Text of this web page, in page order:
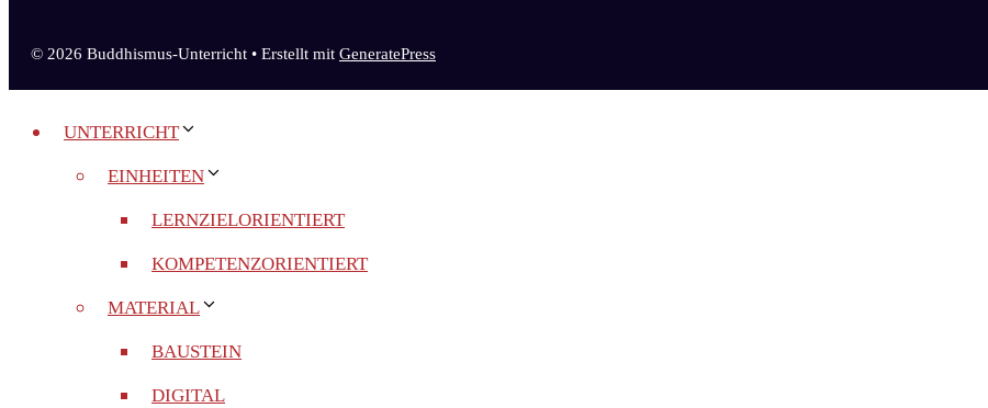
© 2026 Buddhismus-Unterricht • Erstellt mit GeneratePress
UNTERRICHT
EINHEITEN
LERNZIELORIENTIERT
KOMPETENZORIENTIERT
MATERIAL
BAUSTEIN
DIGITAL